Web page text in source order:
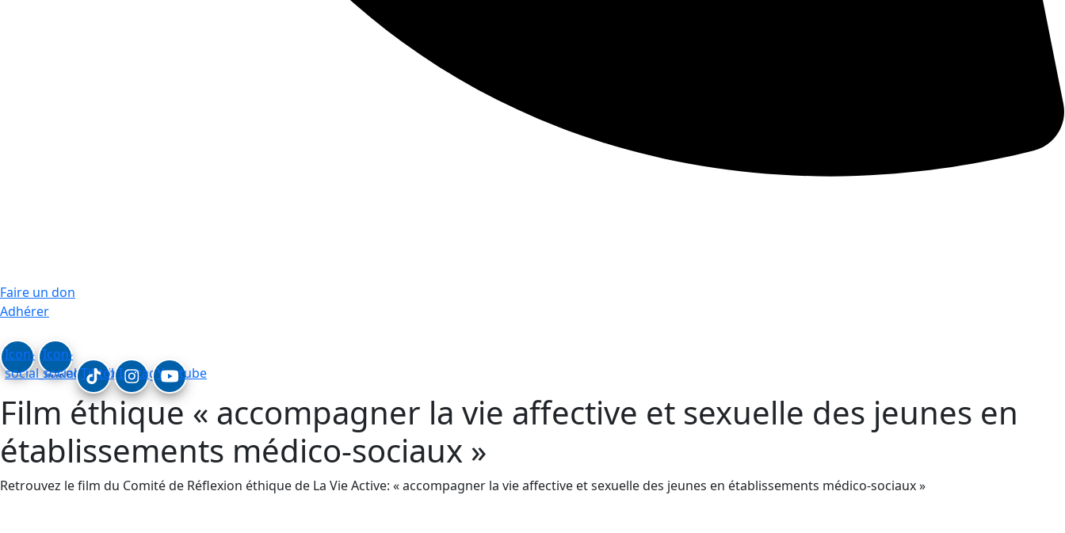
Faire un don
Adhérer
Icon-
social_linkedin
Icon-
social_facebook
TiktokInstagramYoutube
Film éthique « accompagner la vie affective et sexuelle des jeunes en
établissements médico-sociaux »
Retrouvez le film du Comité de Réflexion éthique de La Vie Active: « accompagner la vie affective et sexuelle des jeunes en établissements médico-sociaux »